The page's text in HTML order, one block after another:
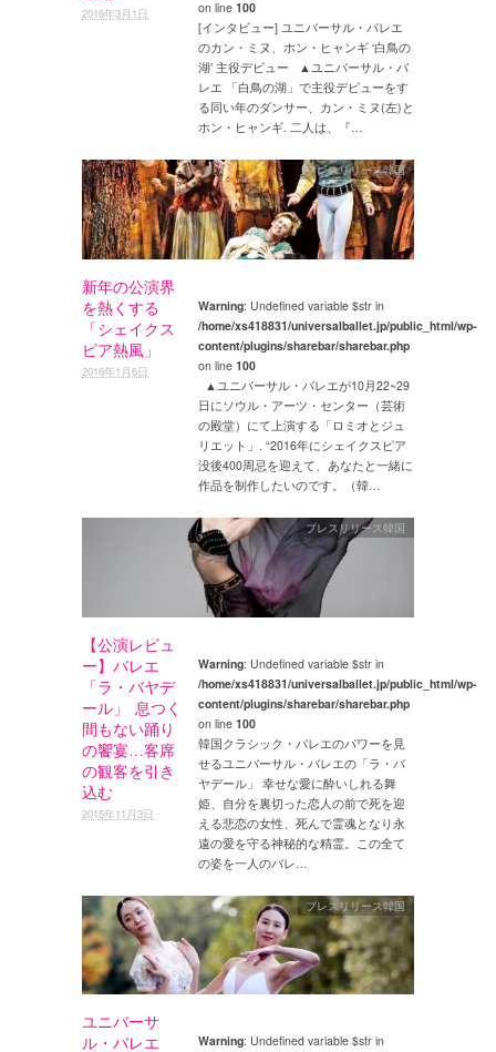
2016年3月1日
on line 100
[インタビュー] ユニバーサル・バレエ
のカン・ミヌ、ホン・ヒャンギ ‘白鳥の
湖’ 主役デビュー ▲ユニバーサル・バ
レエ 「白鳥の湖」で主役デビューをす
る同い年のダンサー、カン・ミヌ(左)と
ホン・ヒャンギ. 二人は、『…
新年の公演界
を熱くする
「シェイクス
ピア熱風」
2016年1月6日
プレスリリース韓国
Warning: Undefined variable $str in
/home/xs418831/universalballet.jp/public_html/wp-
content/plugins/sharebar/sharebar.php
on line 100
▲ユニバーサル・バレエが10月22~29
日にソウル・アーツ・センター（芸術
の殿堂）にて上演する「ロミオとジュ
リエット」. “2016年にシェイクスピア
没後400周忌を迎えて、あなたと一緒に
作品を制作したいのです。（韓…
【公演レビュ
ー】バレエ
「ラ・バヤデ
ール」 息つく
間もない踊り
の饗宴…客席
の観客を引き
込む
2015年11月3日
プレスリリース韓国
Warning: Undefined variable $str in
/home/xs418831/universalballet.jp/public_html/wp-
content/plugins/sharebar/sharebar.php
on line 100
韓国クラシック・バレエのパワーを見
せるユニバーサル・バレエの「ラ・バ
ヤデール」 幸せな愛に酔いしれる舞
姫、自分を裏切った恋人の前で死を迎
える悲恋の女性、死んで霊魂となり永
遠の愛を守る神秘的な精霊。この全て
の姿を一人のバレ…
ユニバーサ
ル・バレエ
プレスリリース韓国
Warning: Undefined variable $str in